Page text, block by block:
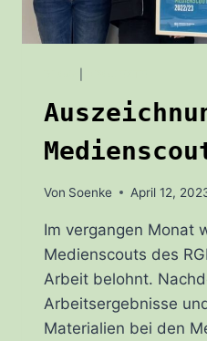
Von Soenke April 12,
Im vergangen Monat
Medienscouts des
Arbeit belohnt.
Arbeitsergebnisse
Materialien bei den